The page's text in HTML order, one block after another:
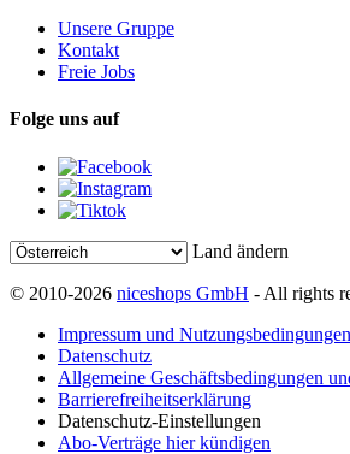
Unsere Gruppe
Kontakt
Freie Jobs
Folge uns auf
Land ändern
© 2010-2026 niceshops GmbH - All rights
Impressum und Nutzungsbedingungen
Datenschutz
Allgemeine Geschäftsbedingungen
Barrierefreiheitserklärung
Datenschutz-Einstellungen
Abo-Verträge hier kündigen